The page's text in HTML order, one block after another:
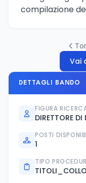
compilazione
Vai
DETTAGLI BANDO
FIGURA
DIRETTORE
POSTI
1
TIPO